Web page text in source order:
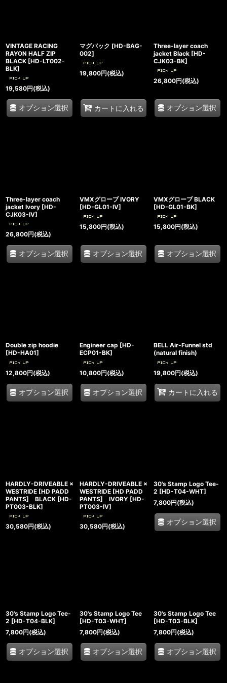
VINTAGE RACING
RAYON HALF ZIP
BLACK [HD-LT002-
BLK]
19,580円(税込)
オプション選択
マグバック [HD-BAG-
002]
19,800円(税込)
カートに入れる
Three-layer coach
jacket Black [HD-
CJK03-BK]
26,800円(税込)
オプション選択
Three-layer coach
jacket Ivory [HD-
CJK03-IV]
26,800円(税込)
オプション選択
VMXグローブ IVORY
[HD-GL01-IV]
15,800円(税込)
オプション選択
VMXグローブ BLACK
[HD-GL01-BK]
15,800円(税込)
オプション選択
Double zip hoodie
[HD-HA01]
12,800円(税込)
オプション選択
Engineer cap [HD-
ECP01-BK]
10,800円(税込)
オプション選択
BELL Air-Funnel std
(natural finish)
19,800円(税込)
カートに入れる
HARDLY-DRIVEABLE ×
WESTRIDE [HD PADD
PANTS] BLACK [HD-
PT003-BLK]
30,580円(税込)
HARDLY-DRIVEABLE ×
WESTRIDE [HD PADD
PANTS] IVORY [HD-
PT003-IV]
30,580円(税込)
30's Stamp Logo Tee-
2 [HD-T04-WHT]
7,800円(税込)
オプション選択
30's Stamp Logo Tee-
2 [HD-T04-BLK]
7,800円(税込)
オプション選択
30's Stamp Logo Tee
[HD-T03-WHT]
7,800円(税込)
オプション選択
30's Stamp Logo Tee
[HD-T03-BLK]
7,800円(税込)
オプション選択